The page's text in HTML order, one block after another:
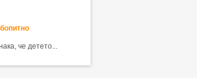
че детето...